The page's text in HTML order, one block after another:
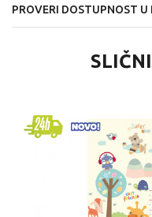
PROVERI DOSTUPNOST